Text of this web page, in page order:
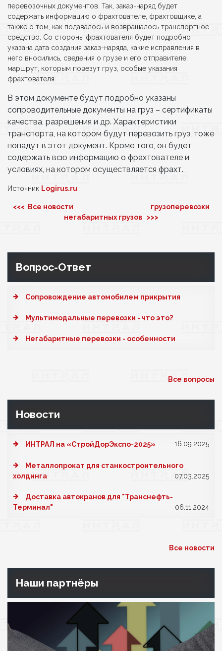
перевозочных документов. Так, заказ-наряд будет
содержать информацию о фрахтователе, фрахтовщике, а
также о том, как подавалось и возвращалось транспортное
средство. Со стороны фрахтователя будет подробно
указана дата создания заказ-наряда, какие исправления в
него вносились, сведения о грузе и его отправителе,
маршрут, которым повезут груз, особые указания
фрахтователя.
В этом документе будут подробно указаны
сопроводительные документы на груз – сертификаты
качества, разрешения и др. Характеристики
транспорта, на котором будут перевозить груз, тоже
попадут в этот документ. Кроме того, он будет
содержать всю информацию о фрахтователе и
условиях, на котором осуществляется фрахт.
Источник Logirus.ru
<<< Все новости
грузоперевозки
негабаритных грузов >>>
Вопрос-Ответ
Cопровождение автомобилем прикрытия
Мультимодальные перевозки - что это?
Негабаритные перевозки - особенности
Все вопросы
Новости
ИНТРАЛ на «СтройДорЭкспо-2025» 16.09.2025
Металлопрокат для станкостроительного
холдинга
07.03.2025
Доставка автокранов для "Транснефть-
Терминал"
06.11.2024
Все новости
Наши партнёры